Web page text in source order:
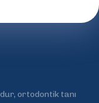
ortodontik tanı